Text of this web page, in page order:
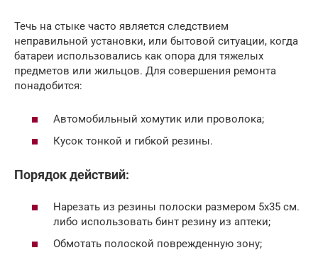
Течь на стыке часто является следствием
неправильной установки, или бытовой ситуации, когда
батареи использовались как опора для тяжелых
предметов или жильцов. Для совершения ремонта
понадобится:
Автомобильный хомутик или проволока;
Кусок тонкой и гибкой резины.
Порядок действий:
Нарезать из резины полоски размером 5х35 см.
либо использовать бинт резину из аптеки;
Обмотать полоской поврежденную зону;